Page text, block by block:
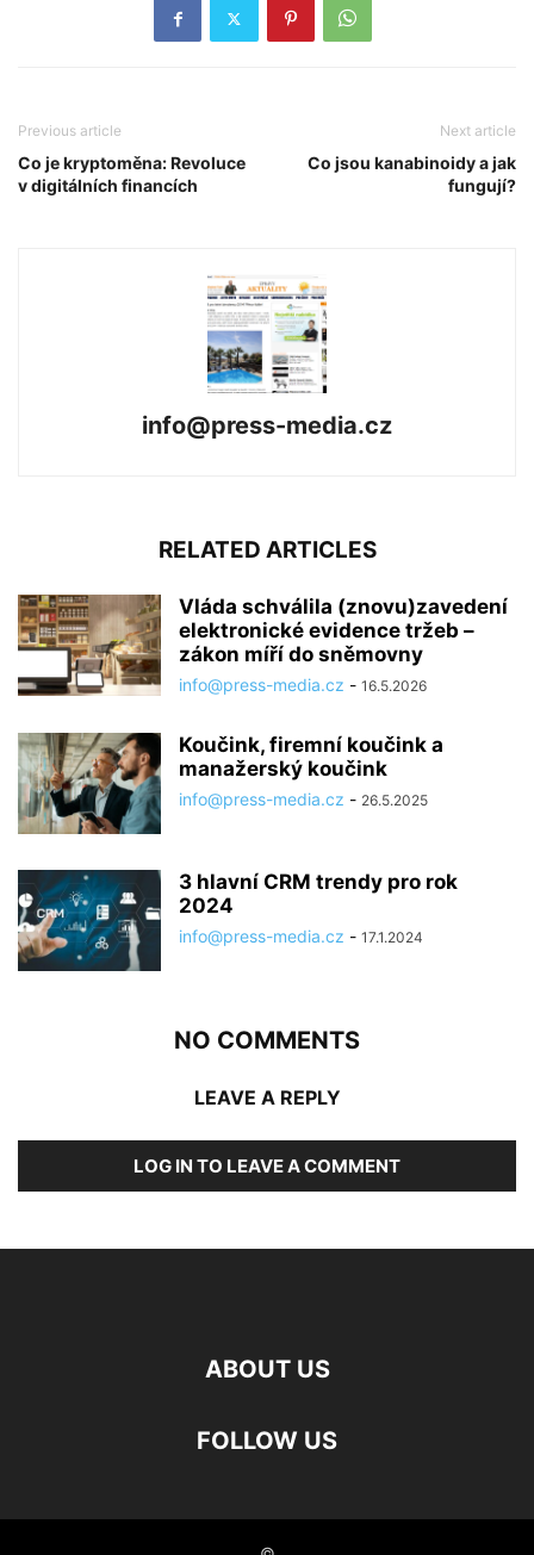
Previous article
Co je kryptoměna: Revoluce
v digitálních financích
Next article
Co jsou kanabinoidy a jak
fungují?
info@press-media.cz
RELATED ARTICLES
Vláda schválila (znovu)zavedení
elektronické evidence tržeb –
zákon míří do sněmovny
info@press-media.cz - 16.5.2026
Koučink, firemní koučink a
manažerský koučink
info@press-media.cz - 26.5.2025
3 hlavní CRM trendy pro rok
2024
info@press-media.cz - 17.1.2024
NO COMMENTS
LEAVE A REPLY
LOG IN TO LEAVE A COMMENT
ABOUT US
FOLLOW US